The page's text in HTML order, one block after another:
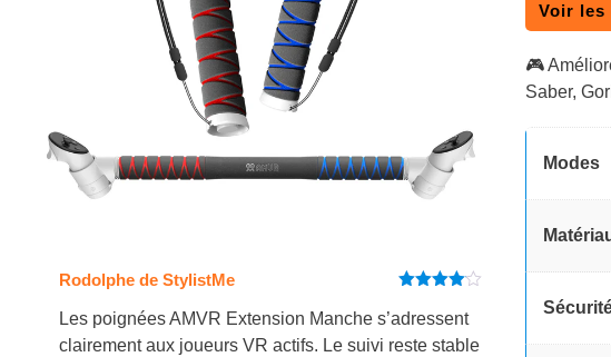
sur 5
Rodolphe de StylistMe
Les poignées AMVR Extension Manche s’adressent
clairement aux joueurs VR actifs. Le suivi reste stable
Voir les
🎮
Saber,
Modes